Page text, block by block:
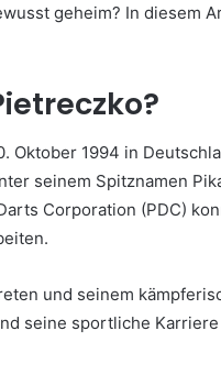
geheim? In diesem
Oktober 1994 in
seinem Spitznamen
Corporation (PDC)
und seinem
seine sportliche